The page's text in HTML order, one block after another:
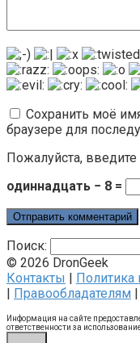
Сохранить моё
браузере для
Пожалуйста,
одиннадцать − 8 =
Поиск:
© 2026 DronGeek
Контакты | Политика
| Правообладателям |
Информация на сайте
ответственности за